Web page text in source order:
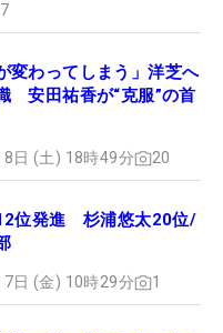
変わってしまう」洋芝へ
安田祐香が“克服”の首
日 (土) 18時49分 20
位発進 杉浦悠太20位/
日 (金) 10時29分 1